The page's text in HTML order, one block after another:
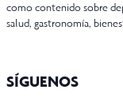
como contenido sobre
salud, gastronomía,
SÍGUENOS